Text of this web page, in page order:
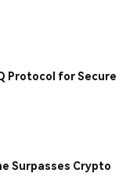
Protocol for Secure
Surpasses Crypto